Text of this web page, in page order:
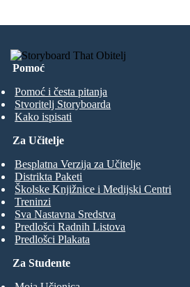
Pomoć
Pomoć i česta pitanja
Stvoritelj Storyboarda
Kako ispisati
Za Studente
Za Učitelje
Besplatna Verzija za Učitelje
Distrikta Paketi
Školske Knjižnice i Medijski Centri
Treninzi
Sva Nastavna Sredstva
Predlošci Radnih Listova
Predlošci Plakata